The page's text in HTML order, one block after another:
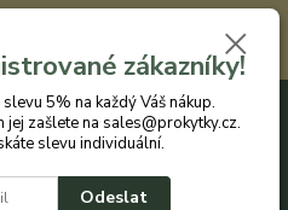
slevu 5% na každý nákup. Máte-li
sales@prokytky.cz. Po jeho ověření
Přejít na registraci →
0ks
zákazníky!
5% na každý Váš nákup.
zašlete na sales@prokytky.cz.
slevu individuální.
Odeslat